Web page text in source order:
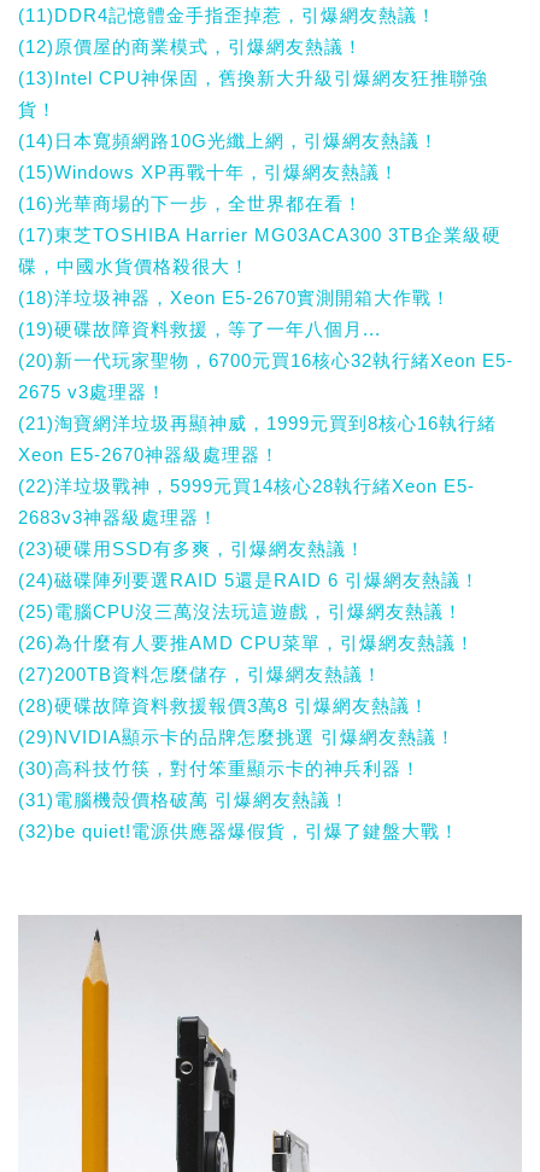
(11)DDR4記憶體金手指歪掉惹，引爆網友熱議！
(12)原價屋的商業模式，引爆網友熱議！
(13)Intel CPU神保固，舊換新大升級引爆網友狂推聯強
貨！
(14)日本寬頻網路10G光纖上網，引爆網友熱議！
(15)Windows XP再戰十年，引爆網友熱議！
(16)光華商場的下一步，全世界都在看！
(17)東芝TOSHIBA Harrier MG03ACA300 3TB企業級硬
碟，中國水貨價格殺很大！
(18)洋垃圾神器，Xeon E5-2670實測開箱大作戰！
(19)硬碟故障資料救援，等了一年八個月...
(20)新一代玩家聖物，6700元買16核心32執行緒Xeon E5-
2675 v3處理器！
(21)淘寶網洋垃圾再顯神威，1999元買到8核心16執行緒
Xeon E5-2670神器級處理器！
(22)洋垃圾戰神，5999元買14核心28執行緒Xeon E5-
2683v3神器級處理器！
(23)硬碟用SSD有多爽，引爆網友熱議！
(24)磁碟陣列要選RAID 5還是RAID 6 引爆網友熱議！
(25)電腦CPU沒三萬沒法玩這遊戲，引爆網友熱議！
(26)為什麼有人要推AMD CPU菜單，引爆網友熱議！
(27)200TB資料怎麼儲存，引爆網友熱議！
(28)硬碟故障資料救援報價3萬8 引爆網友熱議！
(29)NVIDIA顯示卡的品牌怎麼挑選 引爆網友熱議！
(30)高科技竹筷，對付笨重顯示卡的神兵利器！
(31)電腦機殼價格破萬 引爆網友熱議！
(32)be quiet!電源供應器爆假貨，引爆了鍵盤大戰！